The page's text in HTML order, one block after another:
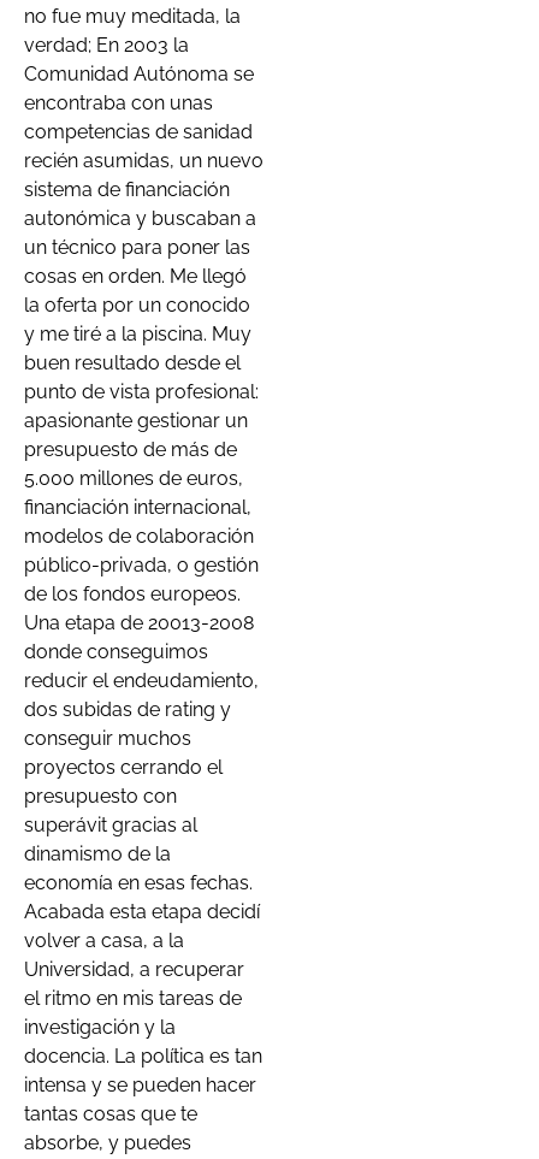
no fue muy meditada, la
verdad; En 2003 la
Comunidad Autónoma se
encontraba con unas
competencias de sanidad
recién asumidas, un nuevo
sistema de financiación
autonómica y buscaban a
un técnico para poner las
cosas en orden. Me llegó
la oferta por un conocido
y me tiré a la piscina. Muy
buen resultado desde el
punto de vista profesional:
apasionante gestionar un
presupuesto de más de
5.000 millones de euros,
financiación internacional,
modelos de colaboración
público-privada, o gestión
de los fondos europeos.
Una etapa de 20013-2008
donde conseguimos
reducir el endeudamiento,
dos subidas de rating y
conseguir muchos
proyectos cerrando el
presupuesto con
superávit gracias al
dinamismo de la
economía en esas fechas.
Acabada esta etapa decidí
volver a casa, a la
Universidad, a recuperar
el ritmo en mis tareas de
investigación y la
docencia. La política es tan
intensa y se pueden hacer
tantas cosas que te
absorbe, y puedes